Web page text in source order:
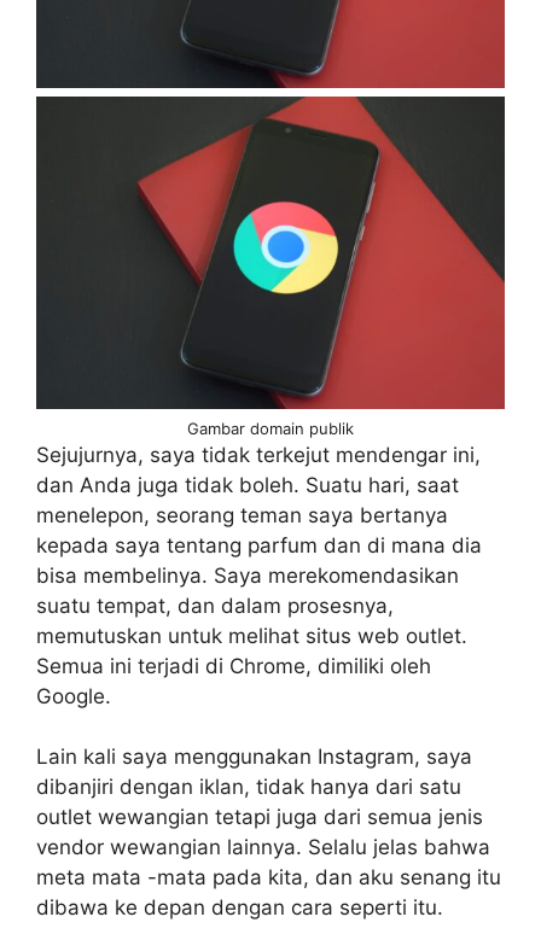
Gambar domain publik
Sejujurnya, saya tidak terkejut mendengar ini,
dan Anda juga tidak boleh. Suatu hari, saat
menelepon, seorang teman saya bertanya
kepada saya tentang parfum dan di mana dia
bisa membelinya. Saya merekomendasikan
suatu tempat, dan dalam prosesnya,
memutuskan untuk melihat situs web outlet.
Semua ini terjadi di Chrome, dimiliki oleh
Google.
Lain kali saya menggunakan Instagram, saya
dibanjiri dengan iklan, tidak hanya dari satu
outlet wewangian tetapi juga dari semua jenis
vendor wewangian lainnya. Selalu jelas bahwa
meta mata -mata pada kita, dan aku senang itu
dibawa ke depan dengan cara seperti itu.